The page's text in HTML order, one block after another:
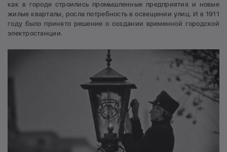
как в городе строились промышленные предприятия и новые
жилые кварталы, росла потребность в освещении улиц. И в 1911
году было принято решение о создании временной городской
электростанции.